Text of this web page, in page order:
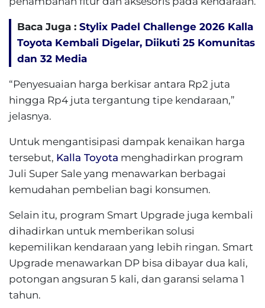
Baca Juga : Stylix Padel Challenge 2026 Kalla
Toyota Kembali Digelar, Diikuti 25 Komunitas
dan 32 Media
“Penyesuaian harga berkisar antara Rp2 juta
hingga Rp4 juta tergantung tipe kendaraan,”
jelasnya.
Untuk mengantisipasi dampak kenaikan harga
tersebut, Kalla Toyota menghadirkan program
Juli Super Sale yang menawarkan berbagai
kemudahan pembelian bagi konsumen.
Selain itu, program Smart Upgrade juga kembali
dihadirkan untuk memberikan solusi
kepemilikan kendaraan yang lebih ringan. Smart
Upgrade menawarkan DP bisa dibayar dua kali,
potongan angsuran 5 kali, dan garansi selama 1
tahun.